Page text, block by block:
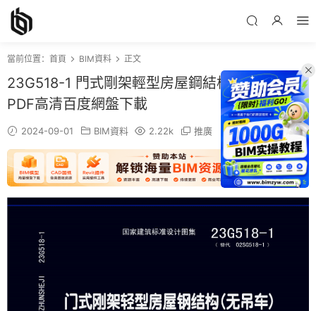
當前位置： 首頁 BIM資料 正文
23G518-1 門式剛架輕型房屋鋼結構（無吊車）
PDF高清百度網盤下載
2024-09-01 BIM資料 2.22k 推廣